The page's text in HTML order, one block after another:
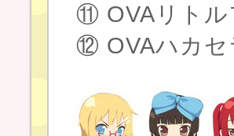
⑪ OVAリトル
⑫ OVAハカセ